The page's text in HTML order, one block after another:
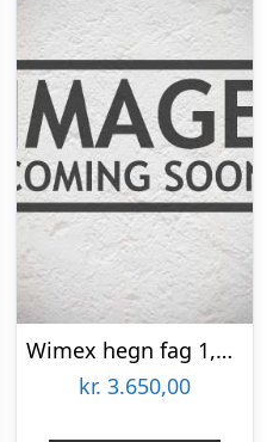
Wimex hegn fag 1,8×1,895m – 9969000031
kr. 3.650,00